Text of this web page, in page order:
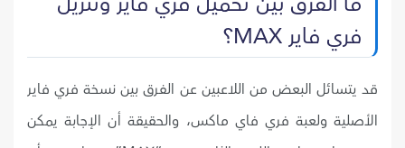
فري فاير MAX؟
قد يتسائل البعض من اللاعبين عن الفرق بين نسخة فري فاير
الأصلية ولعبة فري فاي ماكس، والحقيقة أن الإجابة يمكن